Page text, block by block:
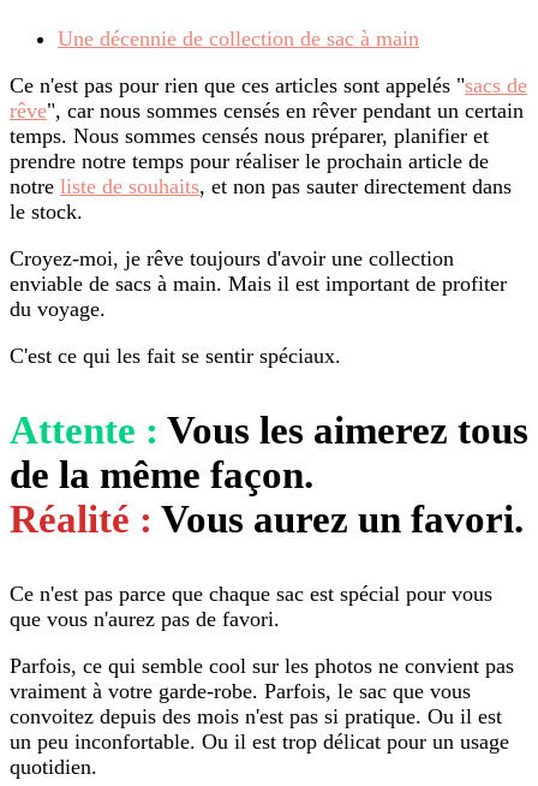
Une décennie de collection de sac à main
Ce n'est pas pour rien que ces articles sont appelés "sacs de
rêve", car nous sommes censés en rêver pendant un certain
temps. Nous sommes censés nous préparer, planifier et
prendre notre temps pour réaliser le prochain article de
notre liste de souhaits, et non pas sauter directement dans
le stock.
Croyez-moi, je rêve toujours d'avoir une collection
enviable de sacs à main. Mais il est important de profiter
du voyage.
C'est ce qui les fait se sentir spéciaux.
Attente : Vous les aimerez tous
de la même façon.
Réalité : Vous aurez un favori.
Ce n'est pas parce que chaque sac est spécial pour vous
que vous n'aurez pas de favori.
Parfois, ce qui semble cool sur les photos ne convient pas
vraiment à votre garde-robe. Parfois, le sac que vous
convoitez depuis des mois n'est pas si pratique. Ou il est
un peu inconfortable. Ou il est trop délicat pour un usage
quotidien.